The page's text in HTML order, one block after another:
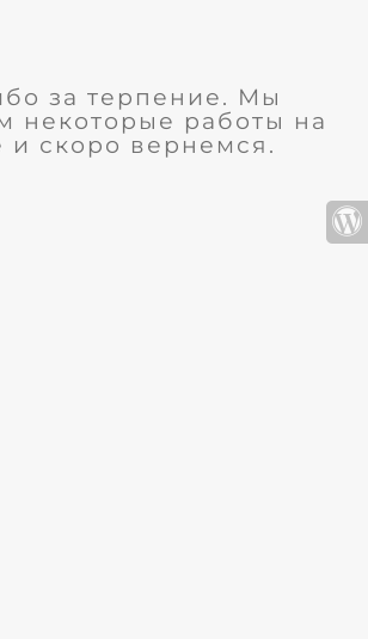
за терпение. Мы
некоторые работы на
и скоро вернемся.